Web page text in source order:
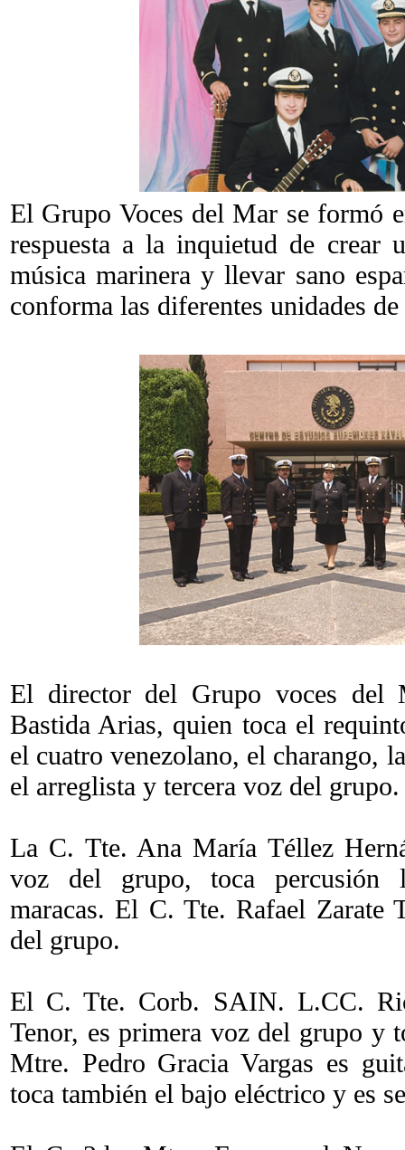
El Grupo Voces del Mar se formó
respuesta a la inquietud de crear
música marinera y llevar sano
conforma las diferentes unidades
El director del Grupo voces del
Bastida Arias, quien toca el
el cuatro venezolano, el charango,
el arreglista y tercera voz del grupo.
La C. Tte. Ana María Téllez
voz del grupo, toca percusión
maracas. El C. Tte. Rafael Zarate
del grupo.
El C. Tte. Corb. SAIN. L.CC.
Tenor, es primera voz del grupo y
Mtre. Pedro Gracia Vargas es
toca también el bajo eléctrico y es